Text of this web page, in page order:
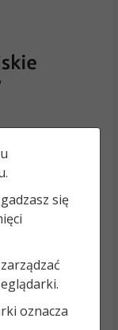
się
oznacza